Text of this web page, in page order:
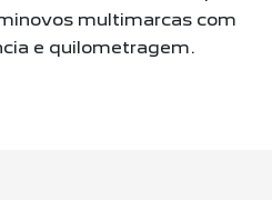
multimarcas com
e quilometragem.